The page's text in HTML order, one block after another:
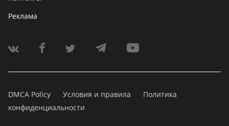
Реклама
DMCA Policy Условия и правила
Политика
конфиденциальности